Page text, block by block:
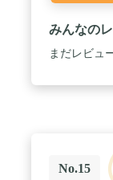
みんなの
まだレビュ
No.15